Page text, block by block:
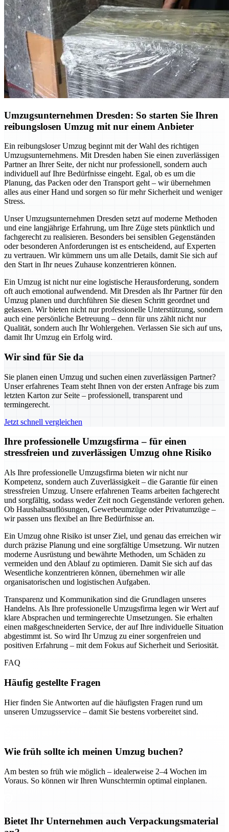
Umzugsunternehmen Dresden: So starten Sie Ihren
reibungslosen Umzug mit nur einem Anbieter
Ein reibungsloser Umzug beginnt mit der Wahl des richtigen
Umzugsunternehmens. Mit Dresden haben Sie einen zuverlässigen
Partner an Ihrer Seite, der nicht nur professionell, sondern auch
individuell auf Ihre Bedürfnisse eingeht. Egal, ob es um die
Planung, das Packen oder den Transport geht – wir übernehmen
alles aus einer Hand und sorgen so für mehr Sicherheit und weniger
Stress.
Unser Umzugsunternehmen Dresden setzt auf moderne Methoden
und eine langjährige Erfahrung, um Ihre Züge stets pünktlich und
fachgerecht zu realisieren. Besonders bei sensiblen Gegenständen
oder besonderen Anforderungen ist es entscheidend, auf Experten
zu vertrauen. Wir kümmern uns um alle Details, damit Sie sich auf
den Start in Ihr neues Zuhause konzentrieren können.
Ein Umzug ist nicht nur eine logistische Herausforderung, sondern
oft auch emotional aufwendend. Mit Dresden als Ihr Partner für den
Umzug planen und durchführen Sie diesen Schritt geordnet und
gelassen. Wir bieten nicht nur professionelle Unterstützung, sondern
auch eine persönliche Betreuung – denn für uns zählt nicht nur
Qualität, sondern auch Ihr Wohlergehen. Verlassen Sie sich auf uns,
damit Ihr Umzug ein Erfolg wird.
Wir sind für Sie da
Sie planen einen Umzug und suchen einen zuverlässigen Partner?
Unser erfahrenes Team steht Ihnen von der ersten Anfrage bis zum
letzten Karton zur Seite – professionell, transparent und
termingerecht.
Jetzt schnell vergleichen
Ihre professionelle Umzugsfirma – für einen
stressfreien und zuverlässigen Umzug ohne Risiko
Als Ihre professionelle Umzugsfirma bieten wir nicht nur
Kompetenz, sondern auch Zuverlässigkeit – die Garantie für einen
stressfreien Umzug. Unsere erfahrenen Teams arbeiten fachgerecht
und sorgfältig, sodass weder Zeit noch Gegenstände verloren gehen.
Ob Haushaltsauflösungen, Gewerbeumzüge oder Privatumzüge –
wir passen uns flexibel an Ihre Bedürfnisse an.
Ein Umzug ohne Risiko ist unser Ziel, und genau das erreichen wir
durch präzise Planung und eine sorgfältige Umsetzung. Wir nutzen
moderne Ausrüstung und bewährte Methoden, um Schäden zu
vermeiden und den Ablauf zu optimieren. Damit Sie sich auf das
Wesentliche konzentrieren können, übernehmen wir alle
organisatorischen und logistischen Aufgaben.
Transparenz und Kommunikation sind die Grundlagen unseres
Handelns. Als Ihre professionelle Umzugsfirma legen wir Wert auf
klare Absprachen und termingerechte Umsetzungen. Sie erhalten
einen maßgeschneiderten Service, der auf Ihre individuelle Situation
abgestimmt ist. So wird Ihr Umzug zu einer sorgenfreien und
positiven Erfahrung – mit dem Fokus auf Sicherheit und Seriosität.
FAQ
Häufig gestellte Fragen
Hier finden Sie Antworten auf die häufigsten Fragen rund um
unseren Umzugsservice – damit Sie bestens vorbereitet sind.
Wie früh sollte ich meinen Umzug buchen?
Am besten so früh wie möglich – idealerweise 2–4 Wochen im
Voraus. So können wir Ihren Wunschtermin optimal einplanen.
Bietet Ihr Unternehmen auch Verpackungsmaterial